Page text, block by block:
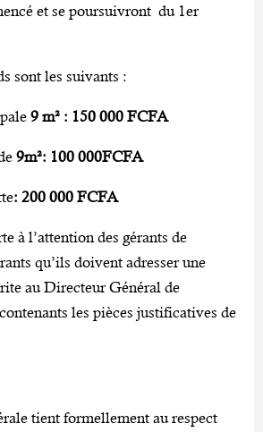
et se poursuivront du 1er
sont les suivants :
9 m² : 150 000 FCFA
9m²: 100 000FCFA
: 200 000 FCFA
à l’attention des gérants de
qu’ils doivent adresser une
au Directeur Général de
les pièces justificatives de
tient formellement au respect